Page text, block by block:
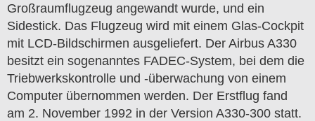
Großraumflugzeug angewandt wurde, und ein
Sidestick. Das Flugzeug wird mit einem Glas-Cockpit
mit LCD-Bildschirmen ausgeliefert. Der Airbus A330
besitzt ein sogenanntes FADEC-System, bei dem die
Triebwerkskontrolle und -überwachung von einem
Computer übernommen werden. Der Erstflug fand
am 2. November 1992 in der Version A330-300 statt.